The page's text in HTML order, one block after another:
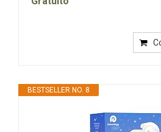
BESTSELLER NO. 8